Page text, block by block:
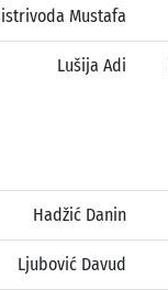
Mustafa
Lušija Adi
Hadžić Danin
Ljubović Davud